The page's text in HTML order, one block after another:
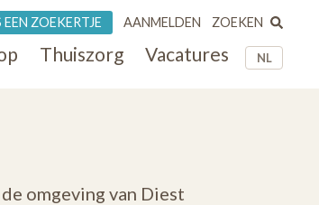
NL
Thuiszorg Vacatures
ZOEKERTJE AANMELDEN ZOEKEN
omgeving van Diest